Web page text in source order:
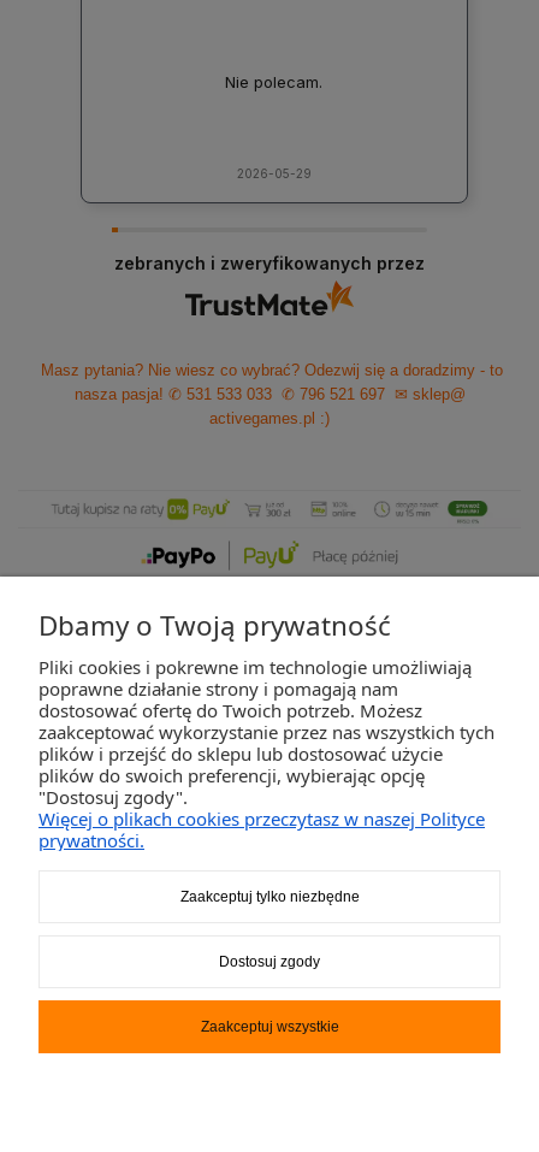
Nie polecam.
2026-05-29
zebranych i zweryfikowanych przez
Masz pytania? Nie wiesz co wybrać? Odezwij się a doradzimy - to
nasza pasja! ✆ 531 533 033 ✆ 796 521 697
✉ sklep@
activegames.pl :)
ZAKUPY
POMOC
2K-Invest Sp. j. Ul. Św. Wojciecha 60, 41-922 Radzionków, śląskie NIP: 645-241-94-
Dbamy o Twoją prywatność
Pliki cookies i pokrewne im technologie umożliwiają
poprawne działanie strony i pomagają nam
dostosować ofertę do Twoich potrzeb. Możesz
zaakceptować wykorzystanie przez nas wszystkich tych
plików i przejść do sklepu lub dostosować użycie
plików do swoich preferencji, wybierając opcję
"Dostosuj zgody".
Więcej o plikach cookies przeczytasz w naszej Polityce
prywatności.
Zaakceptuj tylko niezbędne
Dostosuj zgody
Zaakceptuj wszystkie